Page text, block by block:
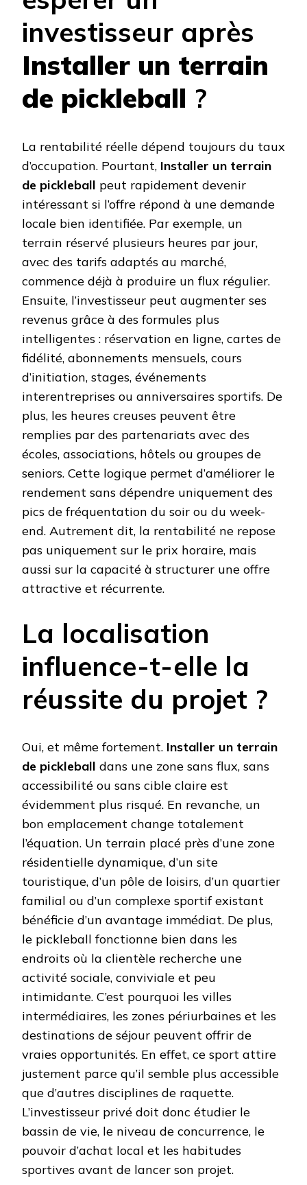
investisseur après
Installer un terrain
de pickleball ?
La rentabilité réelle dépend toujours du taux
d’occupation. Pourtant, Installer un terrain
de pickleball peut rapidement devenir
intéressant si l’offre répond à une demande
locale bien identifiée. Par exemple, un
terrain réservé plusieurs heures par jour,
avec des tarifs adaptés au marché,
commence déjà à produire un flux régulier.
Ensuite, l’investisseur peut augmenter ses
revenus grâce à des formules plus
intelligentes : réservation en ligne, cartes de
fidélité, abonnements mensuels, cours
d’initiation, stages, événements
interentreprises ou anniversaires sportifs. De
plus, les heures creuses peuvent être
remplies par des partenariats avec des
écoles, associations, hôtels ou groupes de
seniors. Cette logique permet d’améliorer le
rendement sans dépendre uniquement des
pics de fréquentation du soir ou du week-
end. Autrement dit, la rentabilité ne repose
pas uniquement sur le prix horaire, mais
aussi sur la capacité à structurer une offre
attractive et récurrente.
La localisation
influence-t-elle la
réussite du projet ?
Oui, et même fortement. Installer un terrain
de pickleball dans une zone sans flux, sans
accessibilité ou sans cible claire est
évidemment plus risqué. En revanche, un
bon emplacement change totalement
l’équation. Un terrain placé près d’une zone
résidentielle dynamique, d’un site
touristique, d’un pôle de loisirs, d’un quartier
familial ou d’un complexe sportif existant
bénéficie d’un avantage immédiat. De plus,
le pickleball fonctionne bien dans les
endroits où la clientèle recherche une
activité sociale, conviviale et peu
intimidante. C’est pourquoi les villes
intermédiaires, les zones périurbaines et les
destinations de séjour peuvent offrir de
vraies opportunités. En effet, ce sport attire
justement parce qu’il semble plus accessible
que d’autres disciplines de raquette.
L’investisseur privé doit donc étudier le
bassin de vie, le niveau de concurrence, le
pouvoir d’achat local et les habitudes
sportives avant de lancer son projet.